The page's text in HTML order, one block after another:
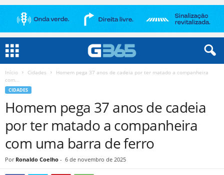
Início Cidades
Homem pega 37 anos de cadeia por ter matado a companheira
com...
CIDADES
Homem pega 37 anos de cadeia
por ter matado a companheira
com uma barra de ferro
Por Ronaldo Coelho - 6 de novembro de 2025